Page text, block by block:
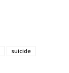
suicide